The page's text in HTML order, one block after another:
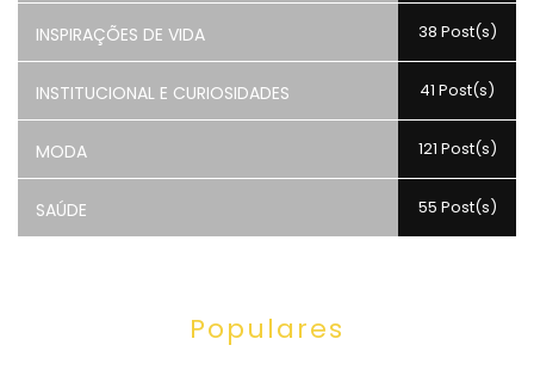
INSPIRAÇÕES DE VIDA 38 Post(s)
INSTITUCIONAL E CURIOSIDADES 41 Post(s)
MODA 121 Post(s)
SAÚDE 55 Post(s)
Populares